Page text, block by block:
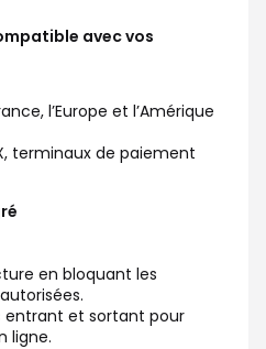
avec vos
l’Europe et l’Amérique
terminaux de paiement
en bloquant les
entrant et sortant pour
ligne.